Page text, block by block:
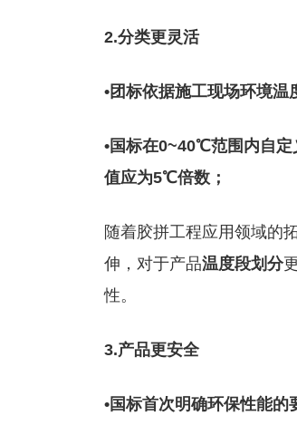
2.分类更灵活
•团标依据施工现场环境
•国标在0~40℃范围内自
值应为5℃倍数；
随着胶拼工程应用领域的
伸，对于产品温度段划分
性。
3.产品更安全
•国标首次明确环保性能